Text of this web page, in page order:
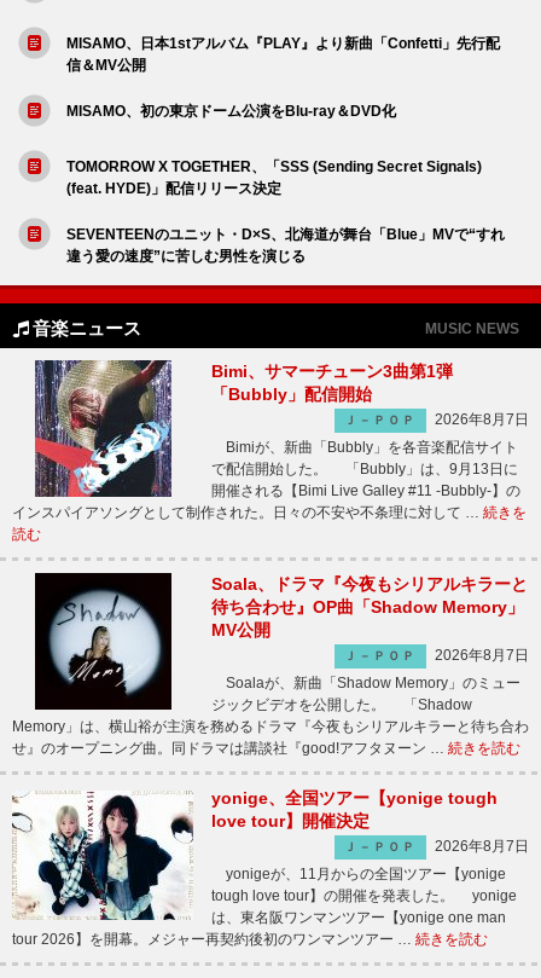
MISAMO、日本1stアルバム『PLAY』より新曲「Confetti」先行配
信＆MV公開
MISAMO、初の東京ドーム公演をBlu-ray＆DVD化
TOMORROW X TOGETHER、「SSS (Sending Secret Signals)
(feat. HYDE)」配信リリース決定
SEVENTEENのユニット・D×S、北海道が舞台「Blue」MVで“すれ
違う愛の速度”に苦しむ男性を演じる
音楽ニュース MUSIC NEWS
Bimi、サマーチューン3曲第1弾
「Bubbly」配信開始
Ｊ－ＰＯＰ
2026年8月7日
Bimiが、新曲「Bubbly」を各音楽配信サイト
で配信開始した。 「Bubbly」は、9月13日に
開催される【Bimi Live Galley #11 -Bubbly-】の
インスパイアソングとして制作された。日々の不安や不条理に対して … 続きを
読む
Soala、ドラマ『今夜もシリアルキラーと
待ち合わせ』OP曲「Shadow Memory」
MV公開
Ｊ－ＰＯＰ
2026年8月7日
Soalaが、新曲「Shadow Memory」のミュー
ジックビデオを公開した。 「Shadow
Memory」は、横山裕が主演を務めるドラマ『今夜もシリアルキラーと待ち合わ
せ』のオープニング曲。同ドラマは講談社『good!アフタヌーン … 続きを読む
yonige、全国ツアー【yonige tough
love tour】開催決定
Ｊ－ＰＯＰ
2026年8月7日
yonigeが、11月からの全国ツアー【yonige
tough love tour】の開催を発表した。 yonige
は、東名阪ワンマンツアー【yonige one man
tour 2026】を開幕。メジャー再契約後初のワンマンツアー … 続きを読む